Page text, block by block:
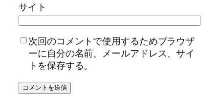
サイト
次回のコメントで使用するためブラウザ
ーに自分の名前、メールアドレス、サイ
トを保存する。